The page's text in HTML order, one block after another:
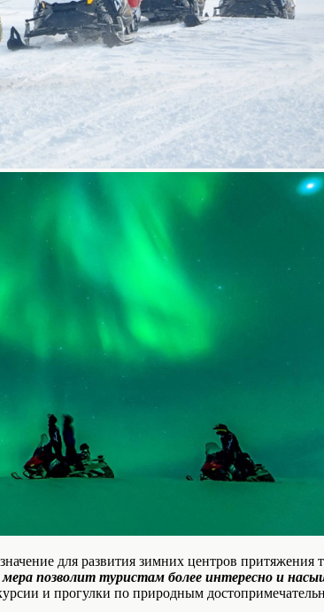
для развития зимних центров притяжения
позволит туристам более интересно и
и прогулки по природным